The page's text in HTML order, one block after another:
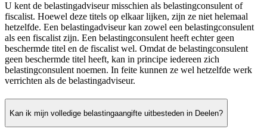
U kent de belastingadviseur misschien als belastingconsulent of
fiscalist. Hoewel deze titels op elkaar lijken, zijn ze niet helemaal
hetzelfde. Een belastingadviseur kan zowel een belastingconsulent
als een fiscalist zijn. Een belastingconsulent heeft echter geen
beschermde titel en de fiscalist wel. Omdat de belastingconsulent
geen beschermde titel heeft, kan in principe iedereen zich
belastingconsulent noemen. In feite kunnen ze wel hetzelfde werk
verrichten als de belastingadviseur.
Kan ik mijn volledige belastingaangifte uitbesteden in Deelen?